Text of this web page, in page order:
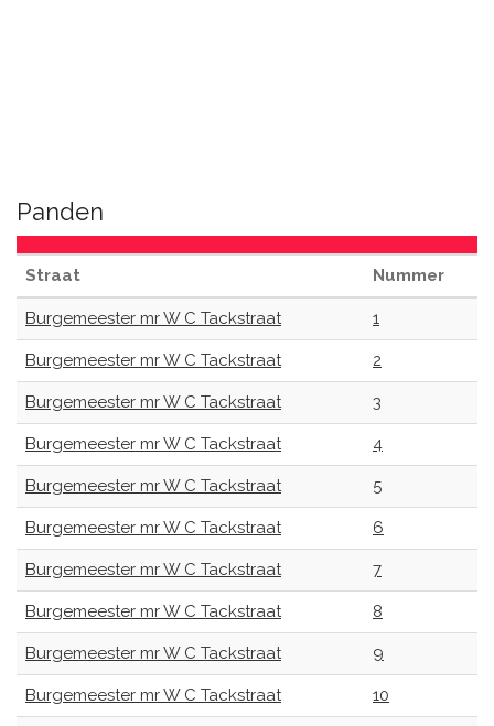
Panden
Straat Nummer
Burgemeester mr W C Tackstraat 1
Burgemeester mr W C Tackstraat 2
Burgemeester mr W C Tackstraat 3
Burgemeester mr W C Tackstraat 4
Burgemeester mr W C Tackstraat 5
Burgemeester mr W C Tackstraat 6
Burgemeester mr W C Tackstraat 7
Burgemeester mr W C Tackstraat 8
Burgemeester mr W C Tackstraat 9
Burgemeester mr W C Tackstraat 10